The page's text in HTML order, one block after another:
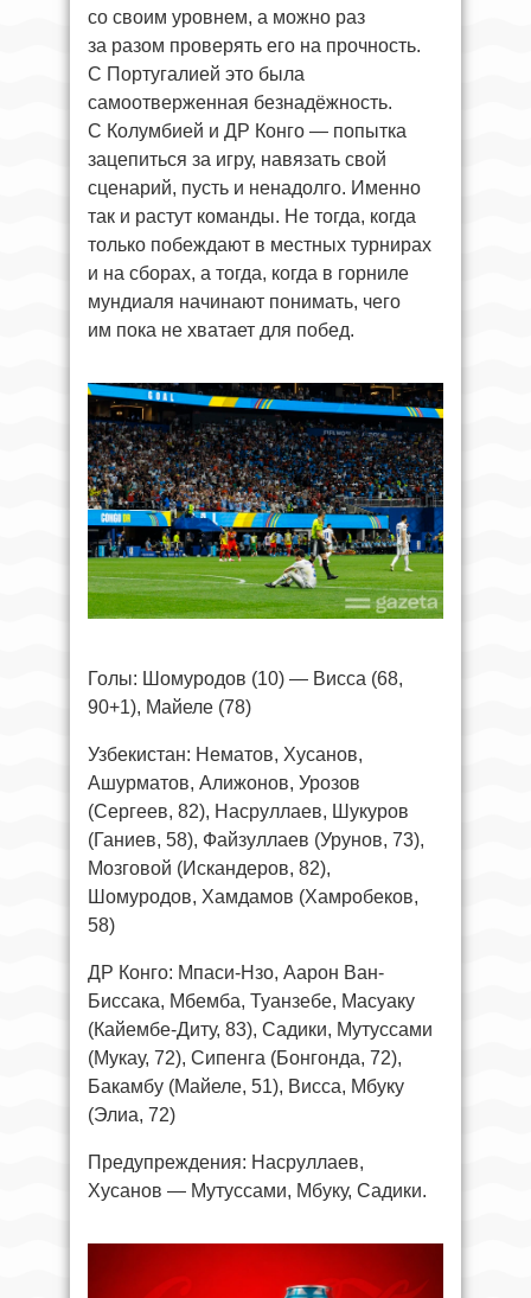
со своим уровнем, а можно раз
за разом проверять его на прочность.
С Португалией это была
самоотверженная безнадёжность.
С Колумбией и ДР Конго — попытка
зацепиться за игру, навязать свой
сценарий, пусть и ненадолго. Именно
так и растут команды. Не тогда, когда
только побеждают в местных турнирах
и на сборах, а тогда, когда в горниле
мундиаля начинают понимать, чего
им пока не хватает для побед.
Голы: Шомуродов (10) — Висса (68,
90+1), Майеле (78)
Узбекистан: Нематов, Хусанов,
Ашурматов, Алижонов, Урозов
(Сергеев, 82), Насруллаев, Шукуров
(Ганиев, 58), Файзуллаев (Урунов, 73),
Мозговой (Искандеров, 82),
Шомуродов, Хамдамов (Хамробеков,
58)
ДР Конго: Мпаси-Нзо, Аарон Ван-
Биссака, Мбемба, Туанзебе, Масуаку
(Кайембе-Диту, 83), Садики, Мутуссами
(Мукау, 72), Сипенга (Бонгонда, 72),
Бакамбу (Майеле, 51), Висса, Мбуку
(Элиа, 72)
Предупреждения: Насруллаев,
Хусанов — Мутуссами, Мбуку, Садики.